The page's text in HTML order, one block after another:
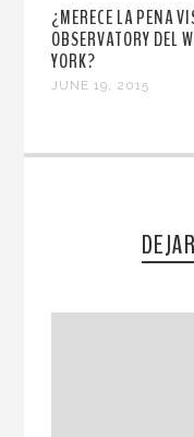
¿MERECE LA PENA
OBSERVATORY DEL
YORK?
JUNE 19, 2015